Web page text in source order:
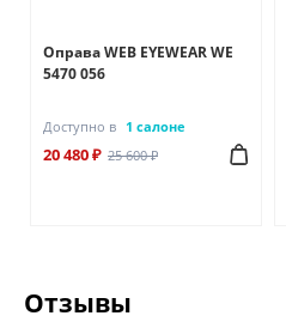
Оправа WEB EYEWEAR WE
5470 056
Доступно в 1 салоне
20 480 ₽ 25 600 ₽
Отзывы